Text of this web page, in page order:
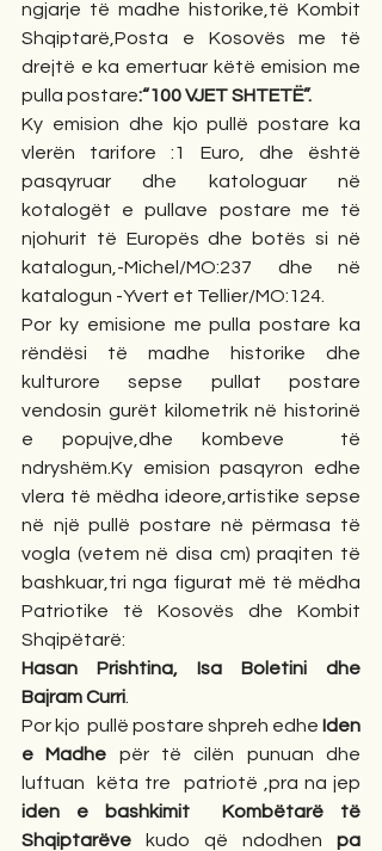
ngjarje të madhe historike,të Kombit
Shqiptarë,Posta e Kosovës me të
drejtë e ka emertuar këtë emision me
pulla postare:“100 VJET SHTETË”.
Ky emision dhe kjo pullë postare ka
vlerën tarifore :1 Euro, dhe është
pasqyruar dhe katologuar në
kotalogët e pullave postare me të
njohurit të Europës dhe botës si në
katalogun,-Michel/MO:237 dhe në
katalogun -Yvert et Tellier/MO:124.
Por ky emisione me pulla postare ka
rëndësi të madhe historike dhe
kulturore sepse pullat postare
vendosin gurët kilometrik në historinë
e popujve,dhe kombeve  të
ndryshëm.Ky emision pasqyron edhe
vlera të mëdha ideore,artistike sepse
në një pullë postare në përmasa të
vogla (vetem në disa cm) praqiten të
bashkuar,tri nga figurat më të mëdha
Patriotike të Kosovës dhe Kombit
Shqipëtarë:
Hasan Prishtina, Isa Boletini dhe
Bajram Curri
Por kjo  pullë postare shpreh edhe Iden
e Madhe për të cilën punuan dhe
iden e bashkimit  Kombëtarë të
Shqiptarëve kudo që ndodhen pa